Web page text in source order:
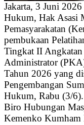
Jakarta, 3 Juni
Hukum, Hak Asasi
Pemasyarakatan
pembukaan
Tingkat II
Administrator
Tahun 2026 yang
Pengembangan
Hukum, Rabu (3/
Biro Hubungan
Kemenko Kumham